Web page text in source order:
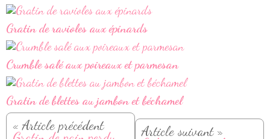
Gratin de ravioles aux épinards
Crumble salé aux poireaux et parmesan
Gratin de blettes au jambon et béchamel
« Article précédent Article suivant »